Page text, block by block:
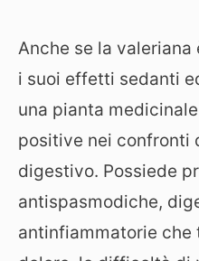
Anche se la
i suoi effetti sedanti
una pianta
positive nei confronti
digestivo. Possiede
antispasmodiche,
antinfiammatorie che